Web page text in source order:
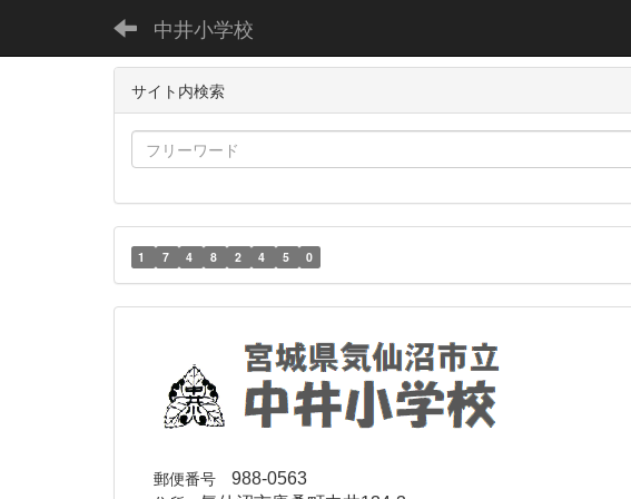
中井小学校
サイト内検索
1 7 4 8 2 4 5 0
郵便番号 988-0563